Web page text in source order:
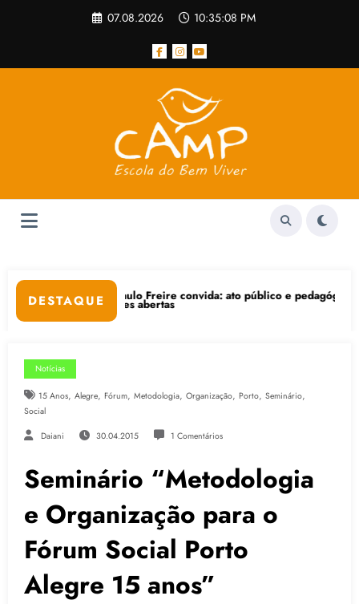
07.08.2026 10:35:09 PM
DESTAQUE
abertas
com Paulo Freire convida: ato público e pedagógica na sexta-feira
Notícias
15 Anos, Alegre, Fórum, Metodologia, Organização, Porto, Seminário,
Social
Daiani 30.04.2015 1 Comentários
Seminário “Metodologia
e Organização para o
Fórum Social Porto
Alegre 15 anos”